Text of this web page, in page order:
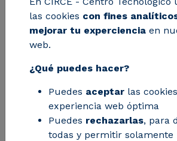
energías
de Forestalia
las cookies con fines
mejorar tu experciencia en
web.
¿Qué puedes hacer?
Puedes aceptar las
experiencia web óptima
Puedes rechazarlas, para
todas y permitir solamente